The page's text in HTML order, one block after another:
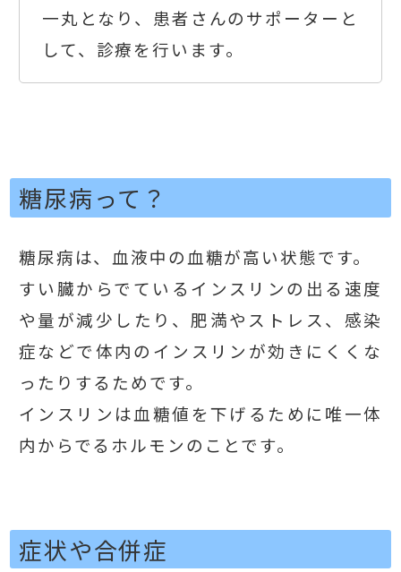
一丸となり、患者さんのサポーターと
して、診療を行います。
糖尿病って？
糖尿病は、血液中の血糖が高い状態です。
すい臓からでているインスリンの出る速度
や量が減少したり、肥満やストレス、感染
症などで体内のインスリンが効きにくくな
ったりするためです。
インスリンは血糖値を下げるために唯一体
内からでるホルモンのことです。
症状や合併症